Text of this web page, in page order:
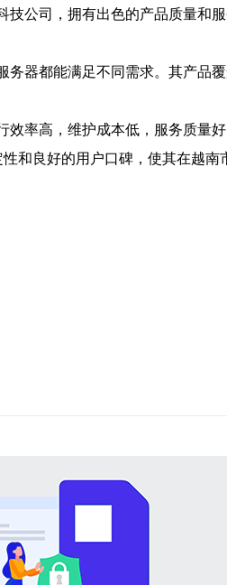
公司，拥有出色的产品质量和
器都能满足不同需求。其产品
率高，维护成本低，服务质量
良好的用户口碑，使其在越